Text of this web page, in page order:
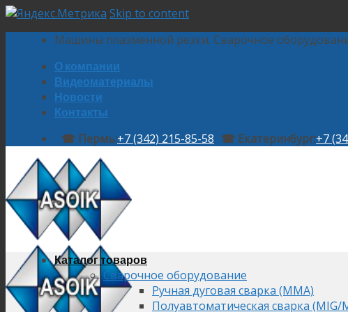
Skip to content
Машины плазменной резки. Сварочное
О компании
Видеоматериалы
Новости
Контакты
☎ Пермь:+7 (342) 215-85-58 ☎ Екатеринбург:+7
Каталог товаров
Сварочное оборудование
Ручная дуговая сварка (MMA)
Полуавтоматическая сварка (MIG/